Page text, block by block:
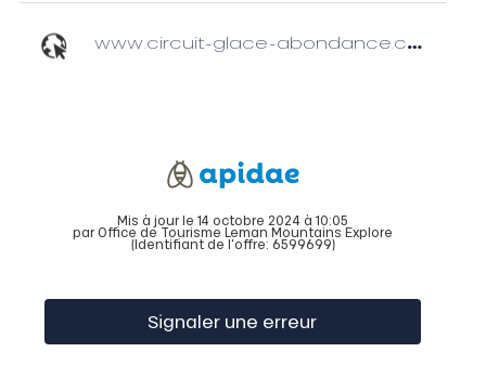
www.circuit-glace-abondance.com
Mis à jour le 14 octobre 2024 à 10:05
par Office de Tourisme Leman Mountains Explore
(Identifiant de l'offre: 6599699)
Signaler une erreur